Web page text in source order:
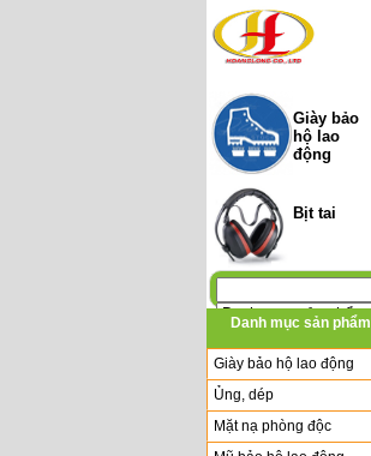
Giày bảo
hộ lao
động
Bịt tai
Danh mục sản phẩm
Giày bảo hộ lao động
Ủng, dép
Mặt nạ phòng độc